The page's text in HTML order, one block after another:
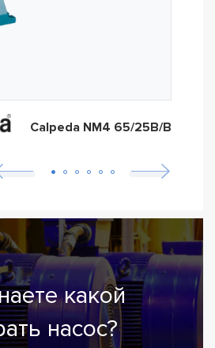
Calpeda NM4 65/25B/B
какой
насос?